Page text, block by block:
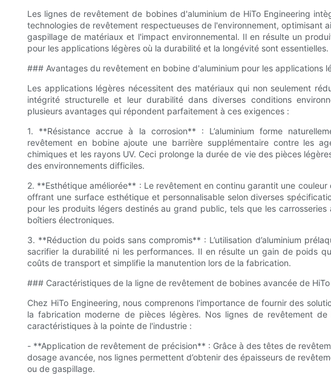
Les lignes de revêtement de bobines d'aluminium de HiTo Engineering
technologies de revêtement respectueuses de l'environnement, optimisant
gaspillage de matériaux et l'impact environnemental. Il en résulte un
pour les applications légères où la durabilité et la longévité sont essentielles.
### Avantages du revêtement en bobine d'aluminium pour les applications
Les applications légères nécessitent des matériaux qui non seulement
intégrité structurelle et leur durabilité dans diverses conditions
plusieurs avantages qui répondent parfaitement à ces exigences :
1. **Résistance accrue à la corrosion** : L’aluminium forme
revêtement en bobine ajoute une barrière supplémentaire contre les
chimiques et les rayons UV. Ceci prolonge la durée de vie des pièces
des environnements difficiles.
2. **Esthétique améliorée** : Le revêtement en continu garantit une
offrant une surface esthétique et personnalisable selon diverses
pour les produits légers destinés au grand public, tels que les
boîtiers électroniques.
3. **Réduction du poids sans compromis** : L’utilisation d’aluminium
sacrifier la durabilité ni les performances. Il en résulte un gain de poids
coûts de transport et simplifie la manutention lors de la fabrication.
### Caractéristiques de la ligne de revêtement de bobines avancée de HiTo
Chez HiTo Engineering, nous comprenons l'importance de fournir des
la fabrication moderne de pièces légères. Nos lignes de revêtement
caractéristiques à la pointe de l'industrie :
- **Application de revêtement de précision** : Grâce à des têtes de
dosage avancée, nos lignes permettent d’obtenir des épaisseurs de
ou de gaspillage.